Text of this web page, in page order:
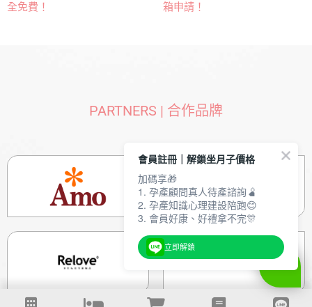
全免費！
箱申請！
PARTNERS | 合作品牌
會員註冊｜解鎖坐月子價格
加碼享🎁
1. 孕產顧問真人待產諮詢🫄
2. 孕產知識心理建設陪跑😊
3. 會員好康、好禮拿不完🎊
立即解鎖